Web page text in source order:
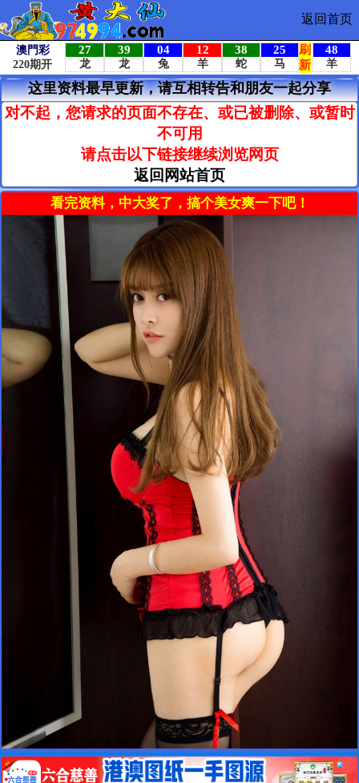
返回首页
这里资料最早更新，请互相转告和朋友一起分享
对不起，您请求的页面不存在、或已被删除、或暂时
不可用
请点击以下链接继续浏览网页
返回网站首页
看完资料，中大奖了，搞个美女爽一下吧！